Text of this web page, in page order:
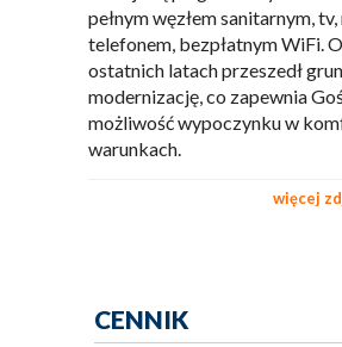
pełnym węzłem sanitarnym,
telefonem, bezpłatnym WiFi.
ostatnich latach przeszedł
modernizację, co zapewnia
możliwość wypoczynku w
warunkach.
więcej
CENNIK